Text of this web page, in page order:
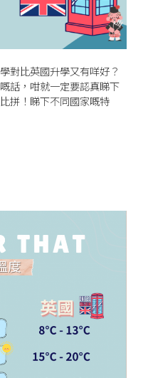
對比英國升學又有咩好？
話，咁就一定要認真睇下
拼！睇下不同國家嘅特